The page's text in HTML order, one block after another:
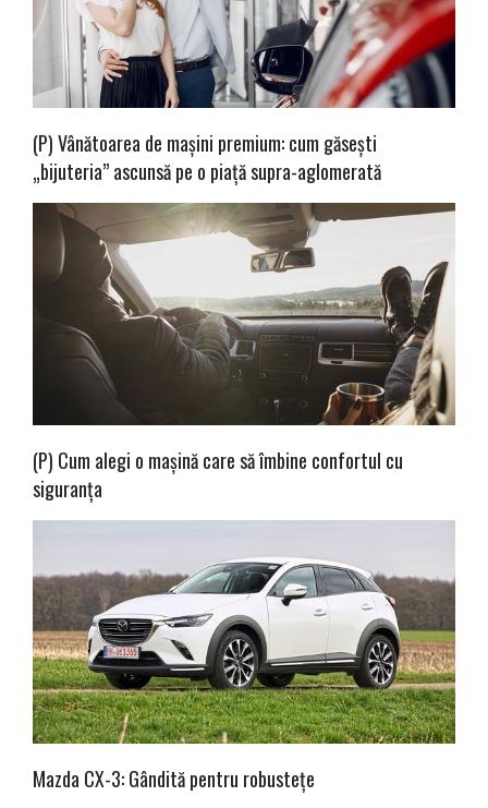
(P) Vânătoarea de mașini premium: cum găsești
„bijuteria” ascunsă pe o piață supra-aglomerată
(P) Cum alegi o mașină care să îmbine confortul cu
siguranța
Mazda CX-3: Gândită pentru robustețe